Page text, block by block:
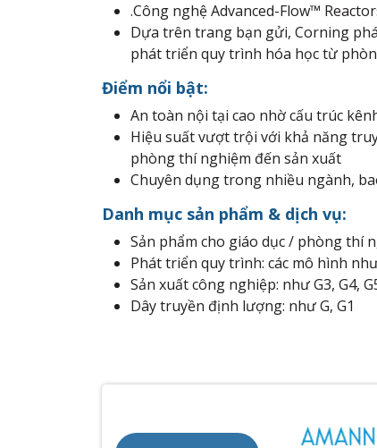
.Công nghệ Advanced-Flow™
Dựa trên trang bạn gửi, Corning
phát triển quy trình hóa học từ
Điểm nổi bật:
An toàn nội tại cao nhờ cấu trúc
Hiệu suất vượt trội với khả năng
phòng thí nghiệm đến sản xuất
Chuyên dụng trong nhiều ngành,
Danh mục sản phẩm & dịch vụ:
Sản phẩm cho giáo dục / phòng thí
Phát triển quy trình: các mô hình
Sản xuất công nghiệp: như G3, G4,
Dây truyền định lượng: như G, G1